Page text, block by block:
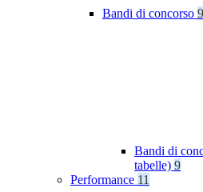
Bandi di concorso 9
Bandi di
tabelle) 9
Performance 11